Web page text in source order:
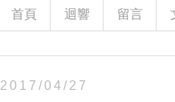
首頁 迴響 留言
2017/04/27